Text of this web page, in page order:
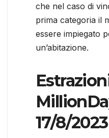
che nel caso di
prima categoria il
essere impiegato
un’abitazione.
17/8/2023